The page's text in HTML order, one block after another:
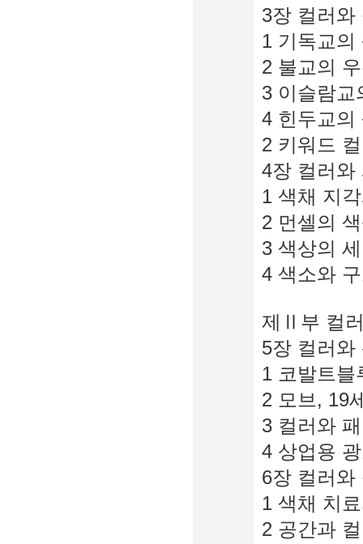
3장 컬러와
1 기독교의
2 불교의
3 이슬람교
4 힌두교의
2 키워드
4장 컬러와
1 색채 지
2 먼셀의
3 색상의
4 색소와
제Ⅱ부 컬
5장 컬러와
1 코발트블
2 모브, 19
3 컬러와
4 상업용
6장 컬러와
1 색채 치
2 공간과